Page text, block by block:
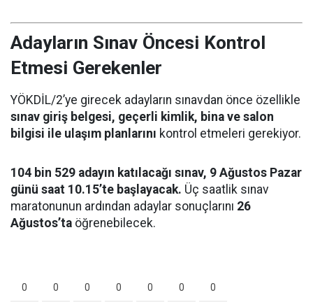
Adayların Sınav Öncesi Kontrol
Etmesi Gerekenler
YÖKDİL/2’ye girecek adayların sınavdan önce özellikle
sınav giriş belgesi, geçerli kimlik, bina ve salon
bilgisi ile ulaşım planlarını kontrol etmeleri gerekiyor.
104 bin 529 adayın katılacağı sınav, 9 Ağustos Pazar
günü saat 10.15’te başlayacak. Üç saatlik sınav
maratonunun ardından adaylar sonuçlarını 26
Ağustos’ta öğrenebilecek.
0 0 0 0 0 0 0